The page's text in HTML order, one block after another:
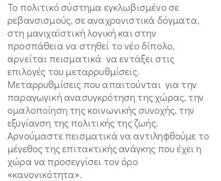
Το πολιτικό σύστημα εγκλωβισμένο σε
ρεβανσισμούς, σε αναχρονιστικά δόγματα,
στη μανιχαϊστική λογική και στην
προσπάθεια να στηθεί το νέο δίπολο,
αρνείται πεισματικά να εντάξει στις
επιλογές του μεταρρυθμίσεις.
Μεταρρυθμίσεις που απαιτούνται για την
παραγωγική ανασυγκρότηση της χώρας, την
ομαλοποίηση της κοινωνικής συνοχής, την
εξυγίανση της πολιτικής της ζωής.
Αρνούμαστε πεισματικά να αντιληφθούμε το
μέγεθος της επιτακτικής ανάγκης που έχει η
χώρα να προσεγγίσει τον όρο
«κανονικότητα».